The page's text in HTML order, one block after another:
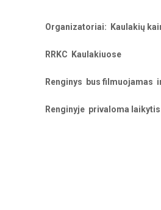
Organizatoriai: Kaulakių
RRKC Kaulakiuose
Renginys bus
Renginyje privaloma